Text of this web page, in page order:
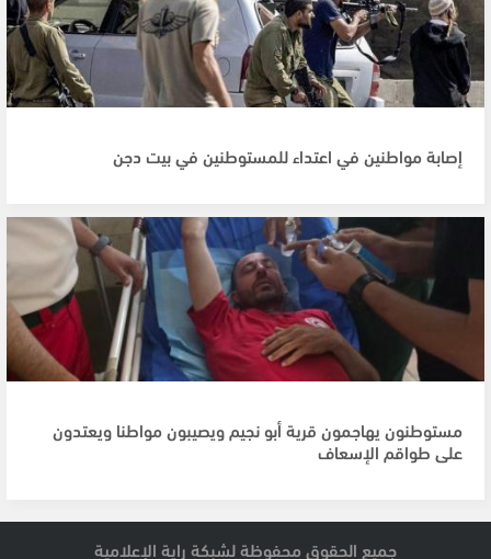
إصابة مواطنين في اعتداء للمستوطنين في بيت دجن
مستوطنون يهاجمون قرية أبو نجيم ويصيبون مواطنا ويعتدون
على طواقم الإسعاف
جميع الحقوق محفوظة لشبكة راية الإعلامية